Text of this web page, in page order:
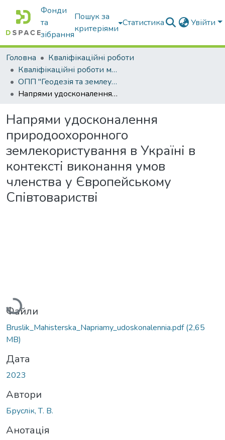
Фонди
та
зібрання
Пошук за
критеріями
Статистика Увійти
Головна
Кваліфікаційні роботи
Кваліфікаційні роботи магістрів
ОПП "Геодезія та землеустрій"
Напрями удосконалення природоохоронного землекористування в Україні в контексті виконання умов членства у Європейському Співтоваристві
Напрями удосконалення
природоохоронного
землекористування в Україні в
контексті виконання умов
членства у Європейському
Співтоваристві
Вантажиться...
Файли
Bruslik_Mahisterska_Napriamy_udoskonalennia.pdf(2,65
MB)
Дата
2023
Автори
Бруслік, Т. В.
Анотація